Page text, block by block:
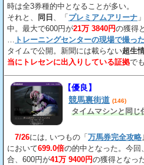
時は全3券種的中となることが多い。
それと、 同日 、「プレミアムアリーナ
中。最大で600円が21万 3840円の獲得
トレーニングセンターの現場で撮っ
タイムで公開。新聞には載らない超生
当にトレセンに出入りしている証拠で
【優良】
競馬裏街道 (146)
タイムマシンと同じ
7/26には, いつもの「万馬券完全攻略
において699.0倍の的中となった。今
合、600円が41万 9400円の獲得となった